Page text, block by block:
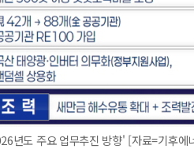
년도 주요 업무추진 방향' [자료=기